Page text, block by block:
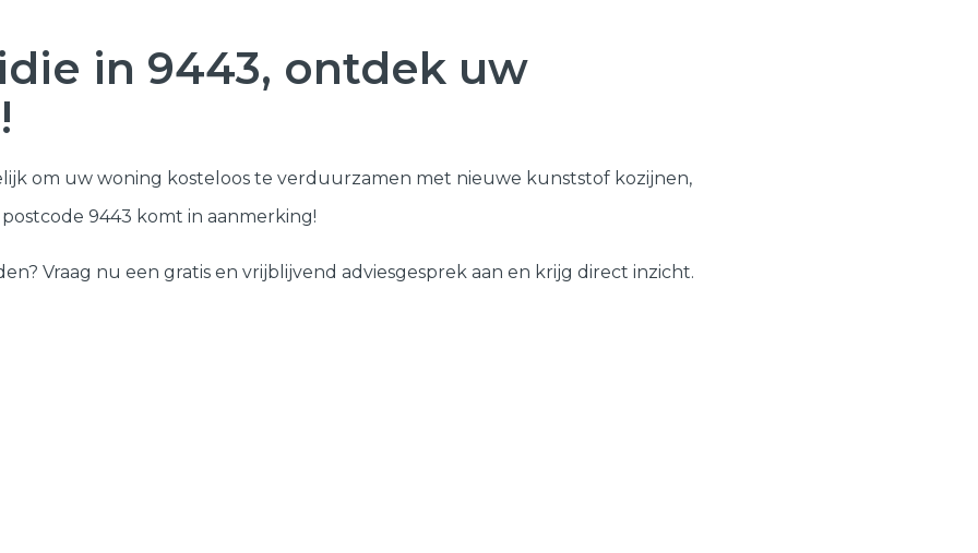
in 9443, ontdek uw
om uw woning kosteloos te verduurzamen met nieuwe kunststof kozijnen,
9443 komt in aanmerking!
Vraag nu een gratis en vrijblijvend adviesgesprek aan en krijg direct inzicht.
Samenstellen Samenstellen